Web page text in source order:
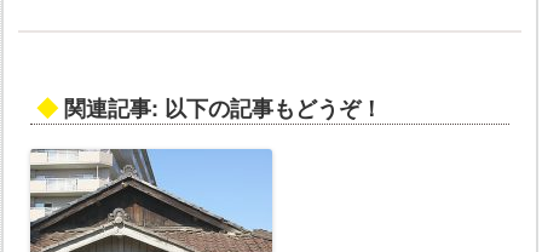
◆関連記事: 以下の記事もどうぞ！